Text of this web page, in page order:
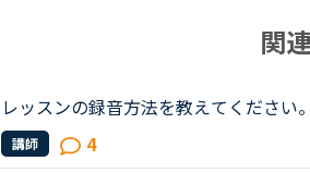
関
レッスンの録音方法を教えてくださ
ン(Windows10 Firefox)に録音機能なし
C レコーダー)は手元にあります。...
講師 4